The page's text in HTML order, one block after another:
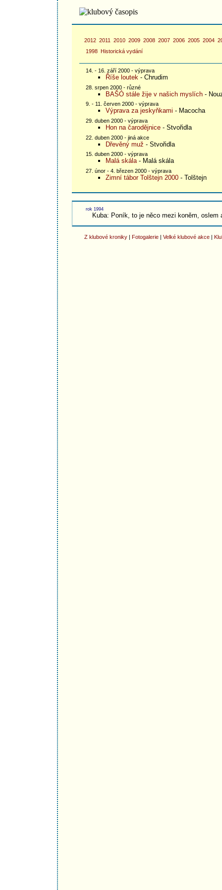
2012 2011 2010 2009 2008 2007 2006 2005 2004
1998 Historická vydání
14. - 16. září 2000 - výprava
Říše loutek - Chrudim
28. srpen 2000 - různé
BAŠÓ stále žije v našich myslích -
9. - 11. červen 2000 - výprava
Výprava za jeskyňkami - Macocha
29. duben 2000 - výprava
Hon na čarodějnice - Stvořidla
22. duben 2000 - jiná akce
Dřevěný muž - Stvořidla
15. duben 2000 - výprava
Malá skála- Malá skála
27. únor - 4. březen 2000 - výprava
Zimní tábor Tolštejn 2000 - Tolštejn
rok 1994
Kuba: Poník, to je něco mezi koněm, oslem
Z klubové kroniky |Fotogalerie |Velké klubové akce |